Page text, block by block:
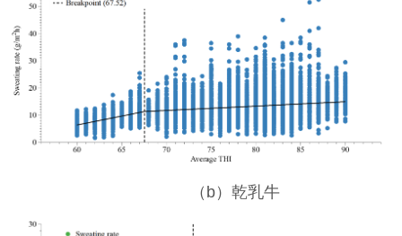
（b）乾乳牛